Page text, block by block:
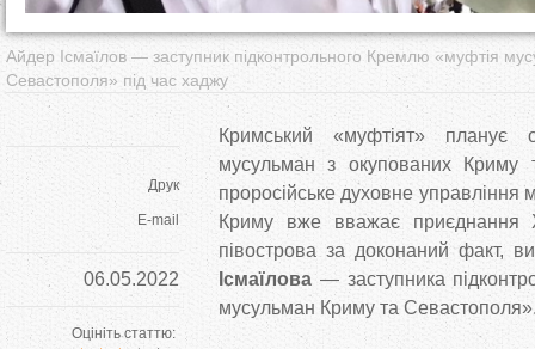
Айдер Ісмаїлов — заступник підконтрольного Кремлю «муфтія
Севастополя» під час хаджу
Друк
E-mail
06.05.2022
Оцініть статтю:
Кримський «муфтіят» планує
мусульман з окупованих
проросійське духовне
Криму вже вважає приєднання
півострова за доконаний факт,
Ісмаїлова— заступника
мусульман Криму та